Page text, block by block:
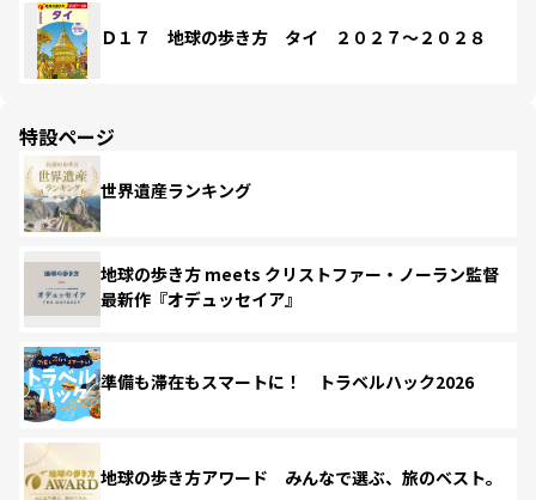
Ｄ１７ 地球の歩き方 タイ ２０２７～２０２８
特設ページ
世界遺産ランキング
地球の歩き方 meets クリストファー・ノーラン監督
最新作『オデュッセイア』
準備も滞在もスマートに！ トラベルハック2026
地球の歩き方アワード みんなで選ぶ、旅のベスト。